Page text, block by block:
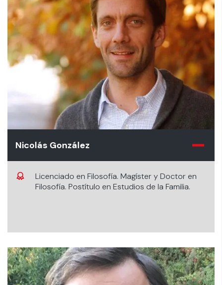
Nicolás González
Licenciado en Filosofía. Magíster y Doctor en
Filosofía. Postítulo en Estudios de la Familia.